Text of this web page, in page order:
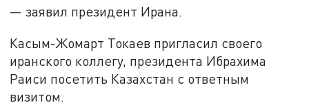
— заявил президент Ирана.
Касым-Жомарт Токаев пригласил своего
иранского коллегу, президента Ибрахима
Раиси посетить Казахстан с ответным
визитом.